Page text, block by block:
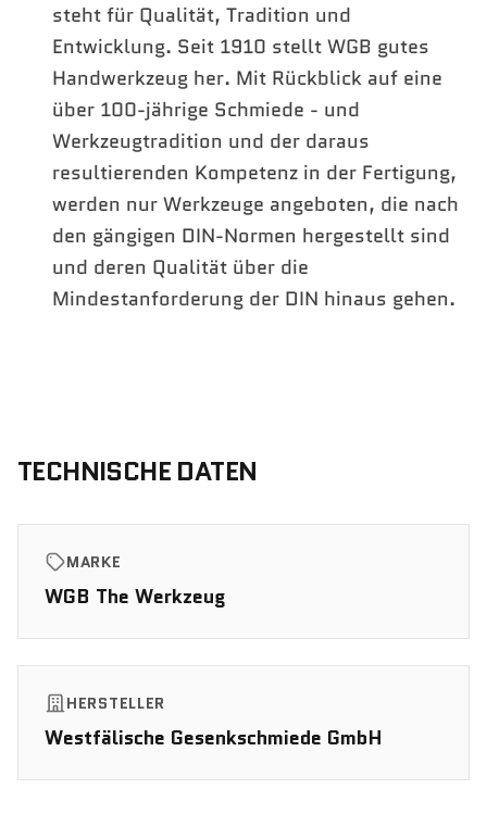
steht für Qualität, Tradition und
Entwicklung. Seit 1910 stellt WGB gutes
Handwerkzeug her. Mit Rückblick auf eine
über 100-jährige Schmiede - und
Werkzeugtradition und der daraus
resultierenden Kompetenz in der Fertigung,
werden nur Werkzeuge angeboten, die nach
den gängigen DIN-Normen hergestellt sind
und deren Qualität über die
Mindestanforderung der DIN hinaus gehen.
TECHNISCHE DATEN
MARKE
WGB The Werkzeug
HERSTELLER
Westfälische Gesenkschmiede GmbH